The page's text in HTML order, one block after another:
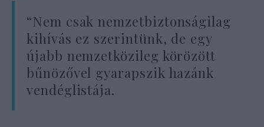
“Nem csak nemzetbiztonságilag
kihívás ez szerintünk, de egy
újabb nemzetközileg körözött
bűnözővel gyarapszik hazánk
vendéglistája.